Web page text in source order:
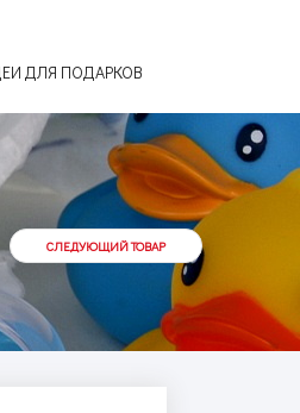
ДЛЯ ПОДАРКОВ
СЛЕДУЮЩИЙ ТОВАР